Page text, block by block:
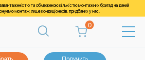
та обмеженою кількістю монтажних бригад на даний
монтаж лише кондиціонерів, придбаних у нас.
0